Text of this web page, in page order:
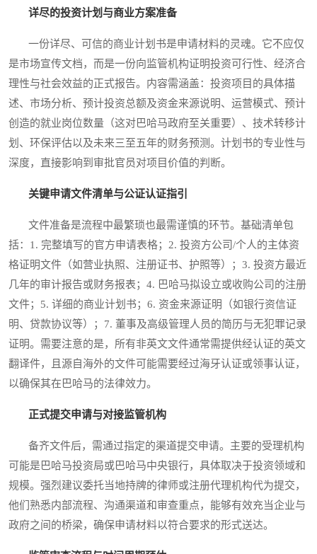
详尽的投资计划与商业方案准备
一份详尽、可信的商业计划书是申请材料的灵魂。它不应仅
是市场宣传文档，而是一份向监管机构证明投资可行性、经济合
理性与社会效益的正式报告。内容需涵盖：投资项目的具体描
述、市场分析、预计投资总额及资金来源说明、运营模式、预计
创造的就业岗位数量（这对巴哈马政府至关重要）、技术转移计
划、环保评估以及未来三至五年的财务预测。计划书的专业性与
深度，直接影响到审批官员对项目价值的判断。
关键申请文件清单与公证认证指引
文件准备是流程中最繁琐也最需谨慎的环节。基础清单包
括：1. 完整填写的官方申请表格；2. 投资方公司/个人的主体资
格证明文件（如营业执照、注册证书、护照等）；3. 投资方最近
几年的审计报告或财务报表；4. 巴哈马拟设立或收购公司的注册
文件；5. 详细的商业计划书；6. 资金来源证明（如银行资信证
明、贷款协议等）；7. 董事及高级管理人员的简历与无犯罪记录
证明。需要注意的是，所有非英文文件通常需提供经认证的英文
翻译件，且源自海外的文件可能需要经过海牙认证或领事认证，
以确保其在巴哈马的法律效力。
正式提交申请与对接监管机构
备齐文件后，需通过指定的渠道提交申请。主要的受理机构
可能是巴哈马投资局或巴哈马中央银行，具体取决于投资领域和
规模。强烈建议委托当地持牌的律师或注册代理机构代为提交，
他们熟悉内部流程、沟通渠道和审查重点，能够有效充当企业与
政府之间的桥梁，确保申请材料以符合要求的形式送达。